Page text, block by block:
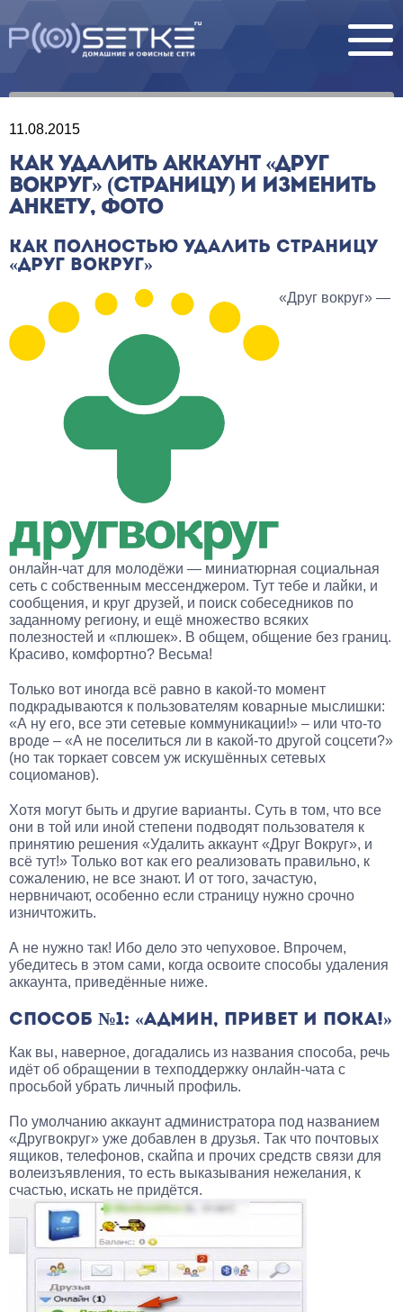
11.08.2015
КАК УДАЛИТЬ АККАУНТ «ДРУГ
ВОКРУГ» (СТРАНИЦУ) И ИЗМЕНИТЬ
АНКЕТУ, ФОТО
КАК ПОЛНОСТЬЮ УДАЛИТЬ СТРАНИЦУ
«ДРУГ ВОКРУГ»
«Друг вокруг» —
онлайн-чат для молодёжи — миниатюрная социальная
сеть с собственным мессенджером. Тут тебе и лайки, и
сообщения, и круг друзей, и поиск собеседников по
заданному региону, и ещё множество всяких
полезностей и «плюшек». В общем, общение без границ.
Красиво, комфортно? Весьма!
Только вот иногда всё равно в какой-то момент
подкрадываются к пользователям коварные мыслишки:
«А ну его, все эти сетевые коммуникации!» – или что-то
вроде – «А не поселиться ли в какой-то другой соцсети?»
(но так торкает совсем уж искушённых сетевых
социоманов).
Хотя могут быть и другие варианты. Суть в том, что все
они в той или иной степени подводят пользователя к
принятию решения «Удалить аккаунт «Друг Вокруг», и
всё тут!» Только вот как его реализовать правильно, к
сожалению, не все знают. И от того, зачастую,
нервничают, особенно если страницу нужно срочно
изничтожить.
А не нужно так! Ибо дело это чепуховое. Впрочем,
убедитесь в этом сами, когда освоите способы удаления
аккаунта, приведённые ниже.
СПОСОБ №1: «АДМИН, ПРИВЕТ И ПОКА!»
Как вы, наверное, догадались из названия способа, речь
идёт об обращении в техподдержку онлайн-чата с
просьбой убрать личный профиль.
По умолчанию аккаунт администратора под названием
«Другвокруг» уже добавлен в друзья. Так что почтовых
ящиков, телефонов, скайпа и прочих средств связи для
волеизъявления, то есть выказывания нежелания, к
счастью, искать не придётся.